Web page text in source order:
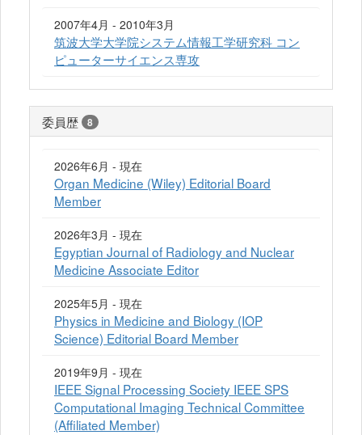
2007年4月 - 2010年3月
筑波大学大学院システム情報工学研究科 コン
ピューターサイエンス専攻
委員歴 8
2026年6月 - 現在
Organ Medicine (Wiley) Editorial Board
Member
2026年3月 - 現在
Egyptian Journal of Radiology and Nuclear
Medicine Associate Editor
2025年5月 - 現在
Physics in Medicine and Biology (IOP
Science) Editorial Board Member
2019年9月 - 現在
IEEE Signal Processing Society IEEE SPS
Computational Imaging Technical Committee
(Affiliated Member)